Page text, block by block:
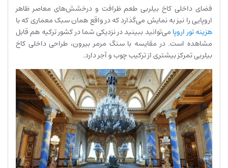
فضای داخلی کاخ بیلربی طعم ظرافت و درخشش‌های معاصر ظاهر
اروپایی را نیز به نمایش می‌گذارد که در واقع همان سبک معماری که با
هزینه تور اروپا می‌توانید ببینید در نزدیکی شما در کشور ترکیه هم قابل
مشاهده است. در مقایسه با سنگ مرمر بیرون، طراحی داخلی کاخ
بیلربی تمرکز بیشتری از ترکیب چوب و آجر دارد.